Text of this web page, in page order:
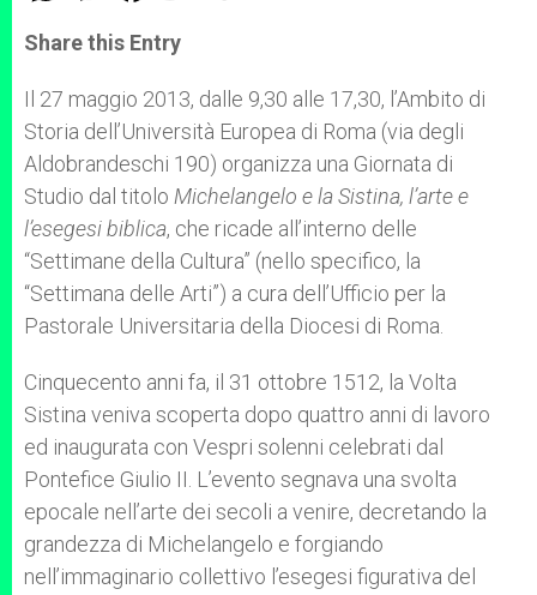
t
s
p
p
s
e
g
e
e
b
o
k
r
Share this Entry
Il 27 maggio 2013, dalle 9,30 alle 17,30, l’Ambito di
Storia dell’Università Europea di Roma (via degli
Aldobrandeschi 190) organizza una Giornata di
Studio dal titolo Michelangelo e la Sistina, l’arte e
l’esegesi biblica, che ricade all’interno delle
“Settimane della Cultura” (nello specifico, la
“Settimana delle Arti”) a cura dell’Ufficio per la
Pastorale Universitaria della Diocesi di Roma.
Cinquecento anni fa, il 31 ottobre 1512, la Volta
Sistina veniva scoperta dopo quattro anni di lavoro
ed inaugurata con Vespri solenni celebrati dal
Pontefice Giulio II. L’evento segnava una svolta
epocale nell’arte dei secoli a venire, decretando la
grandezza di Michelangelo e forgiando
nell’immaginario collettivo l’esegesi figurativa del